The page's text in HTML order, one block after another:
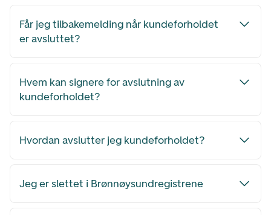
Får jeg tilbakemelding når kundeforholdet
er avsluttet?
Hvem kan signere for avslutning av
kundeforholdet?
Hvordan avslutter jeg kundeforholdet?
Jeg er slettet i Brønnøysundregistrene